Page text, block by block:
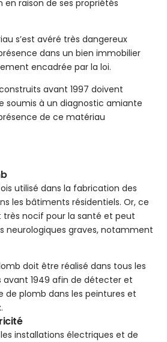
raison de ses propriétés
s’est avéré très dangereux
dans un bien immobilier
encadrée par la loi.
avant 1997 doivent
soumis à un diagnostic amiante
de ce matériau
utilisé dans la fabrication des
les bâtiments résidentiels. Or, ce
nocif pour la santé et peut
neurologiques graves, notamment
doit être réalisé dans tous les
1949 afin de détecter et
de plomb dans les peintures et
installations électriques et de